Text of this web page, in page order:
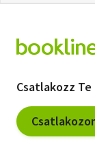
Csatlakozz